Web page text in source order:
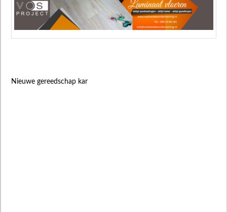
Nieuwe gereedschap kar